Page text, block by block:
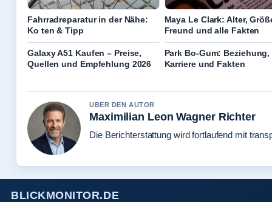
Fahrradreparatur in der Nähe:
Ko ten & Tipp
Maya Le Clark: Alter,
Freund und alle Fakten
Galaxy A51 Kaufen – Preise,
Quellen und Empfehlung 2026
Park Bo-Gum: Beziehung,
Karriere und Fakten
UBER DEN AUTOR
Maximilian Leon Wagner Richter
Die Berichterstattung wird fortlaufend mit
BLICKMONITOR.DE